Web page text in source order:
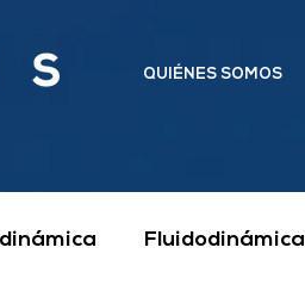
QUIÉNES SOMOS
Fluidodinámica